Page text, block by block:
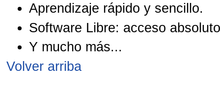
Aprendizaje rápido y sencillo.
Software Libre: acceso
Y mucho más...
Volver arriba